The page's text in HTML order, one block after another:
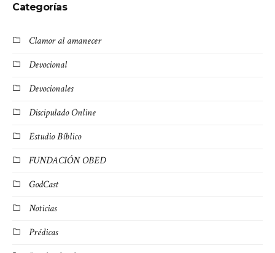
Categorías
Clamor al amanecer
Devocional
Devocionales
Discipulado Online
Estudio Bíblico
FUNDACIÓN OBED
GodCast
Noticias
Prédicas